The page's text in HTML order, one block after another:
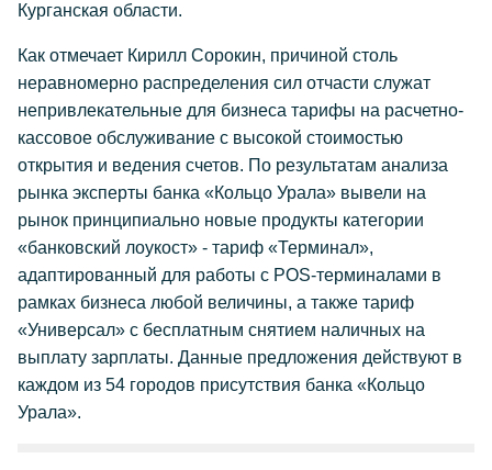
Курганская области.
Как отмечает Кирилл Сорокин, причиной столь
неравномерно распределения сил отчасти служат
непривлекательные для бизнеса тарифы на расчетно-
кассовое обслуживание с высокой стоимостью
открытия и ведения счетов. По результатам анализа
рынка эксперты банка «Кольцо Урала» вывели на
рынок принципиально новые продукты категории
«банковский лоукост» - тариф «Терминал»,
адаптированный для работы с POS-терминалами в
рамках бизнеса любой величины, а также тариф
«Универсал» с бесплатным снятием наличных на
выплату зарплаты. Данные предложения действуют в
каждом из 54 городов присутствия банка «Кольцо
Урала».